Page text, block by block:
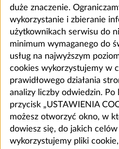
duże znaczenie.
wykorzystanie i zbieranie
użytkownikach serwisu do
minimum wymaganego do
usług na najwyższym
cookies wykorzystujemy w
prawidłowego działania
analizy liczby odwiedzin. Po
przycisk „USTAWIENIA
możesz otworzyć okno, w
dowiesz się, do jakich celów
wykorzystujemy pliki